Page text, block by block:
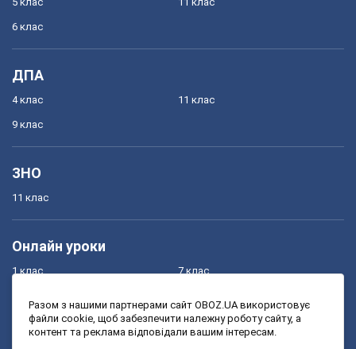
6 клас
ДПА
4 клас
9 клас
11 клас
ЗНО
11 клас
Онлайн уроки
1 клас
3 клас
7 клас
9 клас
Разом з нашими партнерами сайт OBOZ.UA використовує
файли cookie, щоб забезпечити належну роботу сайту, а
контент та реклама відповідали вашим інтересам.